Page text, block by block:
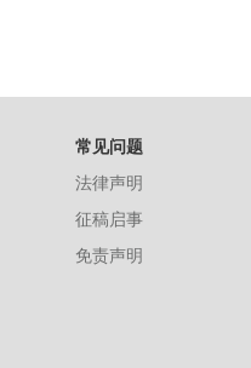
常见问题
法律声明
征稿启事
免责声明